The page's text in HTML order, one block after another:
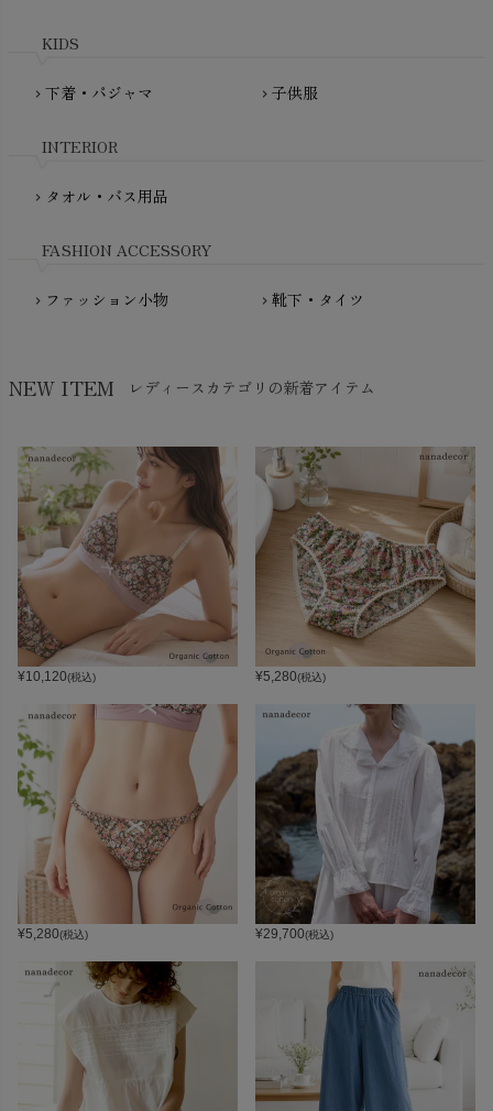
PRISTINE（プリスティン）
fromF（フロムエフ）
mini rodini（ミニロディーニ）
My Little Cozmo（マイリトルコズモ）
NewNative（ニューネイティブ）
KIDS
chevron_right 下着・パジャマ chevron_right 子供服
INTERIOR
chevron_right タオル・バス用品
FASHION ACCESSORY
chevron_right ファッション小物 chevron_right 靴下・タイツ
NEW ITEM レディースカテゴリの新着アイテム
¥10,120(税込) ¥5,280(税込)
¥5,280(税込) ¥29,700(税込)